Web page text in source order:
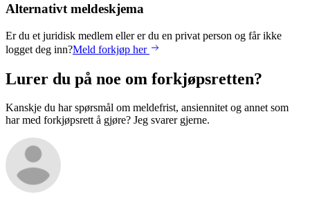
Alternativt meldeskjema
Er du et juridisk medlem eller er du en privat person og får ikke
logget deg inn?Meld forkjøp her
Lurer du på noe om forkjøpsretten?
Kanskje du har spørsmål om meldefrist, ansiennitet og annet som
har med forkjøpsrett å gjøre? Jeg svarer gjerne.